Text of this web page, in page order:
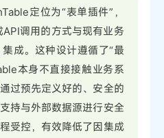
定位为“表单插件”，
调用的方式与现有业务
成。这种设计遵循了“最
本身不直接接触业务系
过预先定义好的、安全的
持与外部数据源进行安全
受控，有效降低了因集成